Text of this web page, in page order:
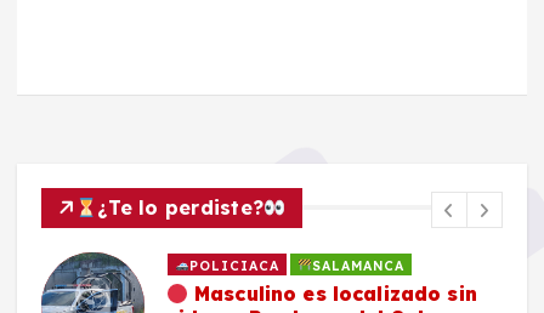
¿Te lo perdiste?
POLICIACA SALAMANCA
Masculino es localizado sin